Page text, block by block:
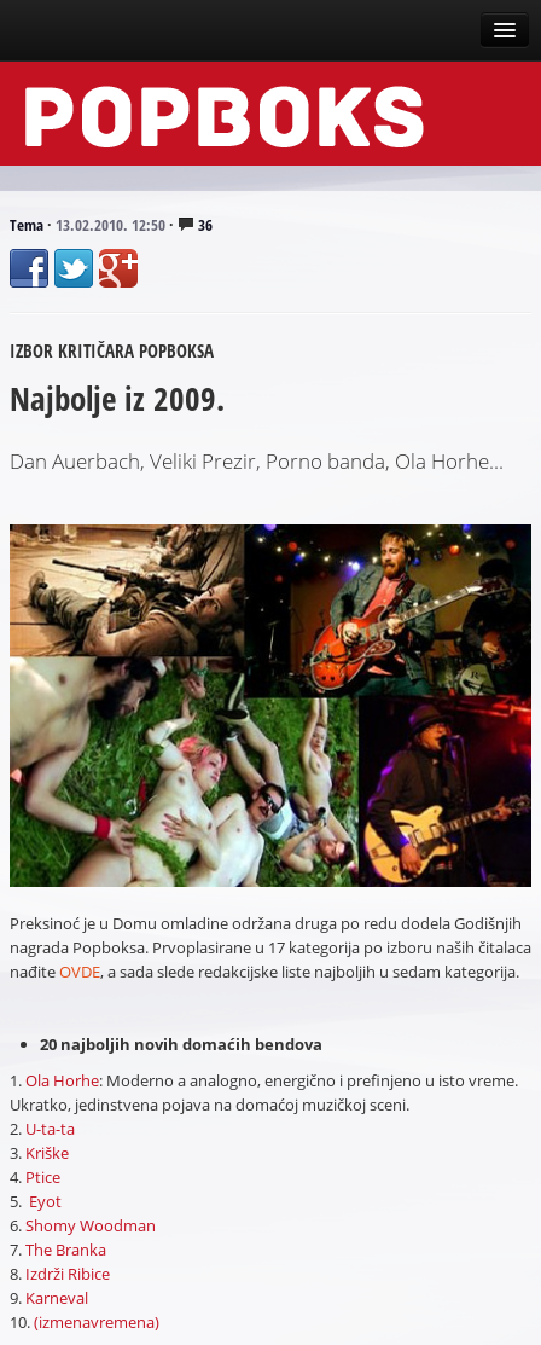
Vesti
Događaji
Tekstovi
Scena
Arhive
Tema· 13.02.2010. 12:50· 36
IZBOR KRITIČARA POPBOKSA
Najbolje iz 2009.
Dan Auerbach, Veliki Prezir, Porno banda, Ola Horhe...
Preksinoć je u Domu omladine održana druga po redu dodela Godišnjih
nagrada Popboksa. Prvoplasirane u 17 kategorija po izboru naših čitalaca
nađiteOVDE, a sada slede redakcijske liste najboljih u sedam kategorija.
20 najboljih novih domaćih bendova
1.Ola Horhe: Moderno a analogno, energično i prefinjeno u isto vreme.
Ukratko, jedinstvena pojava na domaćoj muzičkoj sceni.
2. U-ta-ta
3. Kriške
4. Ptice
5. Eyot
6.Shomy Woodman
7.The Branka
8. Izdrži Ribice
9. Karneval
10.(izmenavremena)